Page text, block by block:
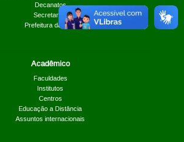
Decanatos
Secretarias
Prefeitura da UnB
Acadêmico
Faculdades
Institutos
Centros
Educação a Distância
Assuntos internacionais